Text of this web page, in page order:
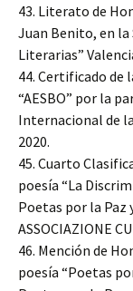
43. Literato de
Juan Benito, en la
Literarias”
44. Certificado de
“AESBO” por la
Internacional de
2020.
45. Cuarto
poesía “La
Poetas por la Paz
ASSOCIAZIONE
46. Mención de
poesía “Poetas